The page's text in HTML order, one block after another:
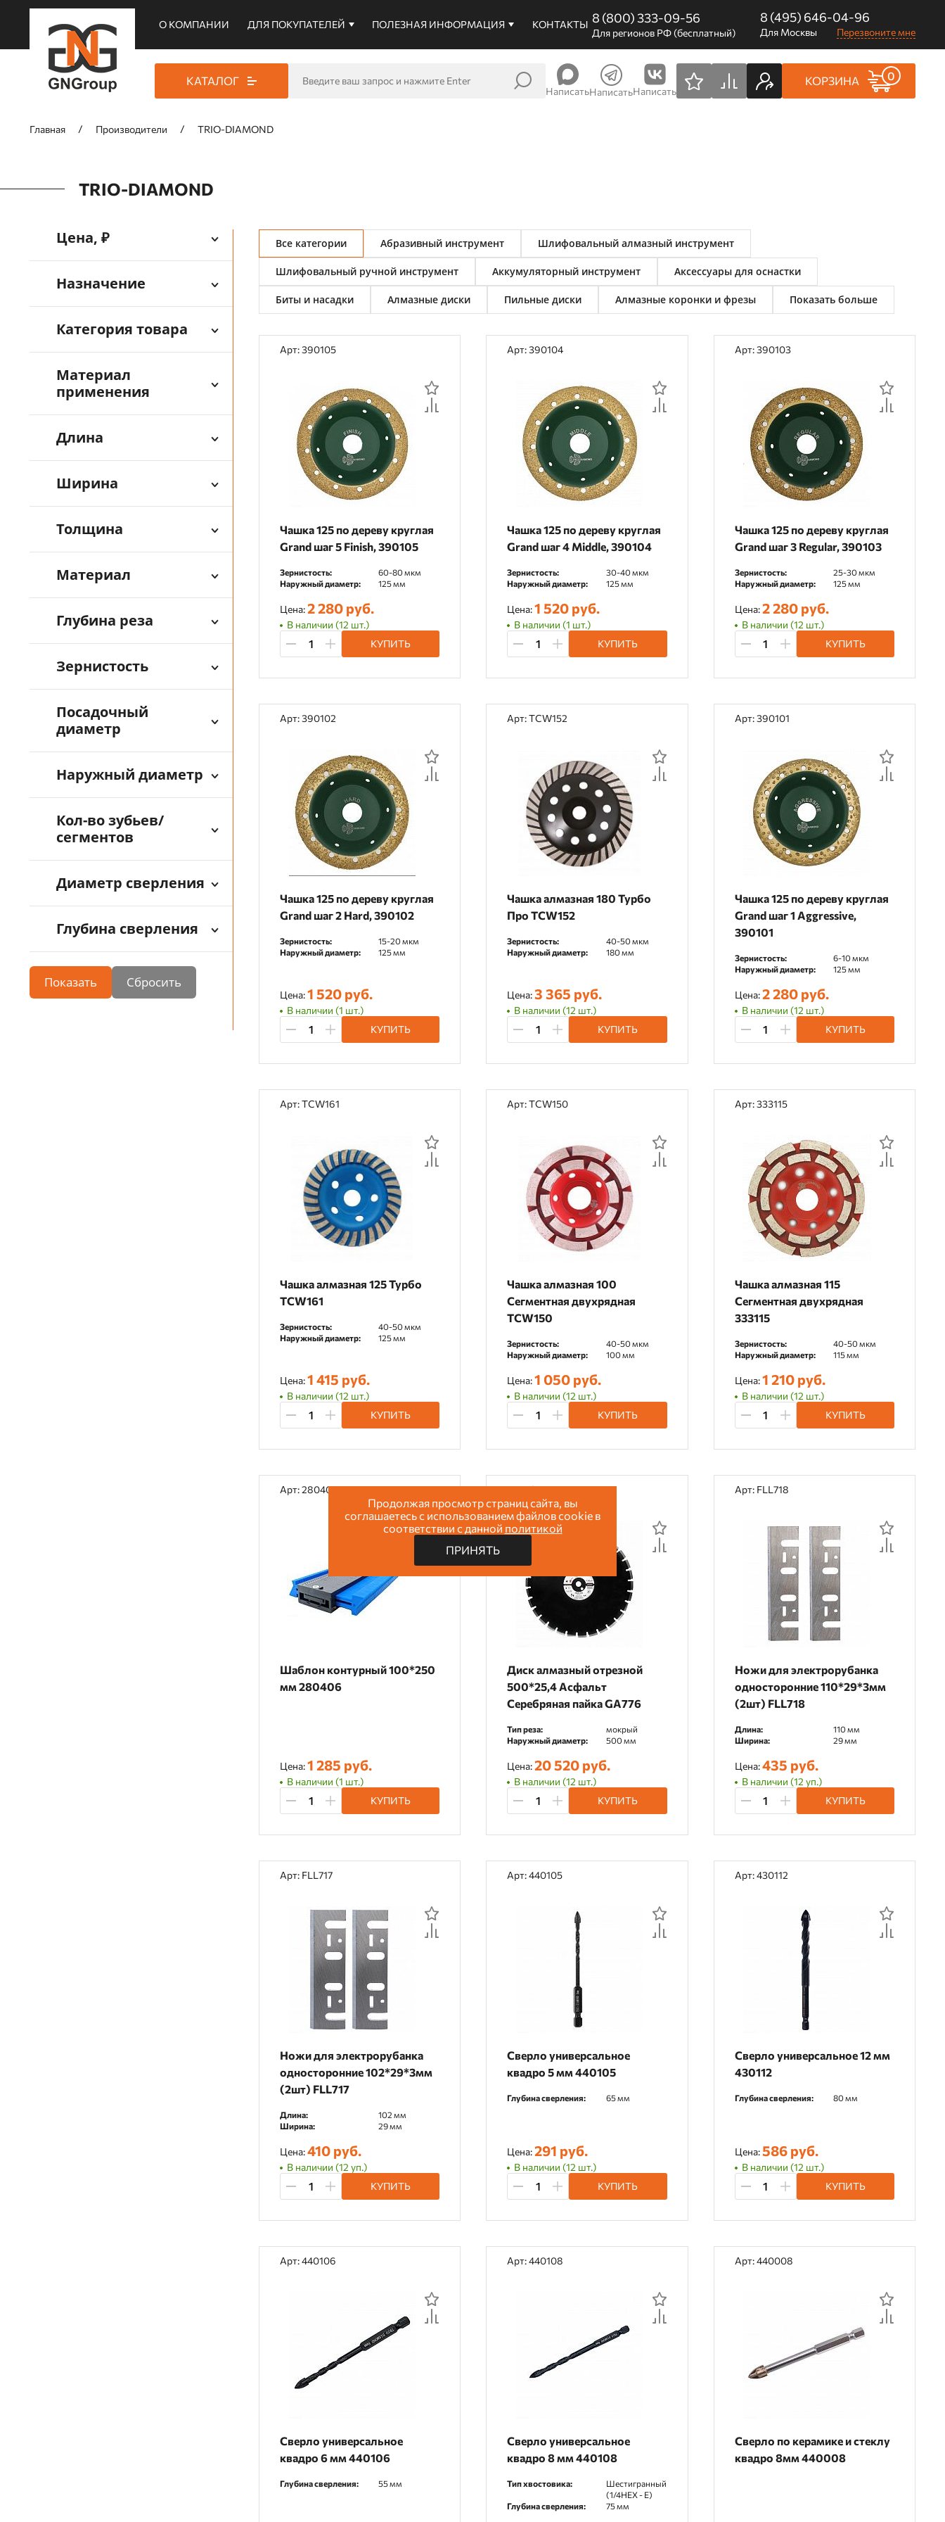
О КОМПАНИИ ДЛЯ ПОКУПАТЕЛЕЙ ПОЛЕЗНАЯ ИНФОРМАЦИЯ КОНТАКТЫ 8 (800) 333-09-56
Для регионов РФ (бесплатный)
8 (495) 646-04-96
Для Москвы Перезвоните мне
КАТАЛОГ
НаписатьНаписатьНаписать
КОРЗИНА 0
Главная Производители TRIO-DIAMOND
TRIO-DIAMOND
Цена, ₽
Назначение
Категория товара
Материал
применения
Длина
Ширина
Толщина
Материал
Глубина реза
Зернистость
Посадочный
диаметр
Наружный диаметр
Кол-во зубьев/
сегментов
Диаметр сверления
Глубина сверления
Показать
Все категории Абразивный инструмент Шлифовальный алмазный инструмент
Шлифовальный ручной инструмент Аккумуляторный инструмент Аксессуары для оснастки
Биты и насадки Алмазные диски Пильные диски Алмазные коронки и фрезы Показать больше
Арт: 390105
Чашка 125 по дереву круглая
Grand шаг 5 Finish, 390105
Зернистость:
60-80 мкм
Наружный диаметр:
125 мм
Цена:2 280 руб.
В наличии (12 шт.)
КУПИТЬ
Арт: 390104
Чашка 125 по дереву круглая
Grand шаг 4 Middle, 390104
Зернистость:
30-40 мкм
Наружный диаметр:
125 мм
Цена:1 520 руб.
В наличии (1 шт.)
КУПИТЬ
Арт: 390103
Чашка 125 по дереву круглая
Grand шаг 3 Regular, 390103
Зернистость:
25-30 мкм
Наружный диаметр:
125 мм
Цена:2 280 руб.
В наличии (12 шт.)
КУПИТЬ
Арт: 390102
Чашка 125 по дереву круглая
Grand шаг 2 Hard, 390102
Зернистость:
15-20 мкм
Наружный диаметр:
125 мм
Цена:1 520 руб.
В наличии (1 шт.)
КУПИТЬ
Арт: TCW152
Чашка алмазная 180 Турбо
Про TCW152
Зернистость:
40-50 мкм
Наружный диаметр:
180 мм
Цена:3 365 руб.
В наличии (12 шт.)
КУПИТЬ
Арт: 390101
Чашка 125 по дереву круглая
Grand шаг 1 Aggressive,
390101
Зернистость:
6-10 мкм
Наружный диаметр:
125 мм
Цена:2 280 руб.
В наличии (12 шт.)
КУПИТЬ
Арт: TCW161
Чашка алмазная 125 Турбо
TCW161
Зернистость:
40-50 мкм
Наружный диаметр:
125 мм
Цена:1 415 руб.
В наличии (12 шт.)
КУПИТЬ
Арт: TCW150
Чашка алмазная 100
Сегментная двухрядная
TCW150
Зернистость:
40-50 мкм
Наружный диаметр:
100 мм
Цена:1 050 руб.
В наличии (12 шт.)
КУПИТЬ
Арт: 333115
Чашка алмазная 115
Сегментная двухрядная
333115
Зернистость:
40-50 мкм
Наружный диаметр:
115 мм
Цена:1 210 руб.
В наличии (12 шт.)
КУПИТЬ
Арт: 280406
Шаблон контурный 100*250
мм 280406
Цена:1 285 руб.
В наличии (1 шт.)
КУПИТЬ
Арт: GA776
Диск алмазный отрезной
500*25,4 Асфальт
Серебряная пайка GA776
Тип реза:
мокрый
Наружный диаметр:
500 мм
Цена:20 520 руб.
В наличии (12 шт.)
КУПИТЬ
Арт: FLL718
Ножи для электрорубанка
односторонние 110*29*3мм
(2шт) FLL718
Длина:
110 мм
Ширина:
29 мм
Цена:435 руб.
В наличии (12 уп.)
КУПИТЬ
Арт: FLL717
Ножи для электрорубанка
односторонние 102*29*3мм
(2шт) FLL717
Длина:
102 мм
Ширина:
29 мм
Цена:410 руб.
В наличии (12 уп.)
КУПИТЬ
Арт: 440105
Сверло универсальное
квадро 5 мм 440105
Глубина сверления: 65 мм
Цена:291 руб.
В наличии (12 шт.)
КУПИТЬ
Арт: 430112
Сверло универсальное 12 мм
430112
Глубина сверления: 80 мм
Цена:586 руб.
В наличии (12 шт.)
КУПИТЬ
Арт: 440106
Сверло универсальное
квадро 6 мм 440106
Глубина сверления: 55 мм
Арт: 440108
Сверло универсальное
квадро 8 мм 440108
Тип хвостовика:
Шестигранный
(1/4HEX - E)
Глубина сверления:
75 мм
Арт: 440008
Сверло по керамике и стеклу
квадро 8мм 440008
Продолжая просмотр страниц сайта, вы
соглашаетесь с использованием файлов cookie в
соответствии с данной политикой
ПРИНЯТЬ